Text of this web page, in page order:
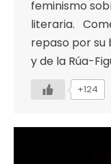
feminismo
literaria.
repaso por su
y de la Rúa-
+124